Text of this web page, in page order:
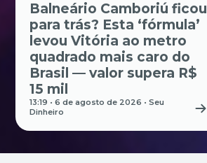
Balneário Camboriú ficou
para trás? Esta ‘fórmula’
levou Vitória ao metro
quadrado mais caro do
Brasil — valor supera R$
15 mil
13:19 • 6 de agosto de 2026 • Seu
Dinheiro